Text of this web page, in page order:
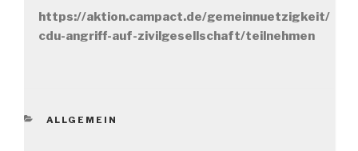
https://aktion.campact.de/gemeinnuetzigkeit/
cdu-angriff-auf-zivilgesellschaft/teilnehmen
KATEGORIEN
ALLGEMEIN